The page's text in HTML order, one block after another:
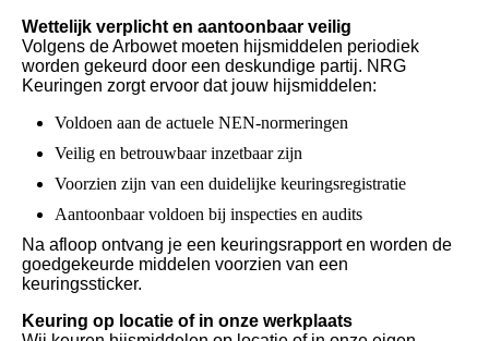
Wettelijk verplicht en aantoonbaar veilig
Volgens de Arbowet moeten hijsmiddelen periodiek
worden gekeurd door een deskundige partij. NRG
Keuringen zorgt ervoor dat jouw hijsmiddelen:
Voldoen aan de actuele NEN-normeringen
Veilig en betrouwbaar inzetbaar zijn
Voorzien zijn van een duidelijke keuringsregistratie
Aantoonbaar voldoen bij inspecties en audits
Na afloop ontvang je een keuringsrapport en worden de
goedgekeurde middelen voorzien van een
keuringssticker.
Keuring op locatie of in onze werkplaats